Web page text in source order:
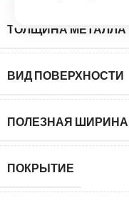
ТОЛЩИНА МЕТАЛЛА
ВИД ПОВЕРХНОСТИ
ПОЛЕЗНАЯ
ПОКРЫТИЕ